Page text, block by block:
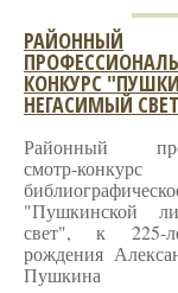
РАЙОННЫЙ
КОНКУРС
НЕГАСИМЫЙ
Районный
смотр-
"Пушкинской
свет", к 225-
рождения
Пушкина